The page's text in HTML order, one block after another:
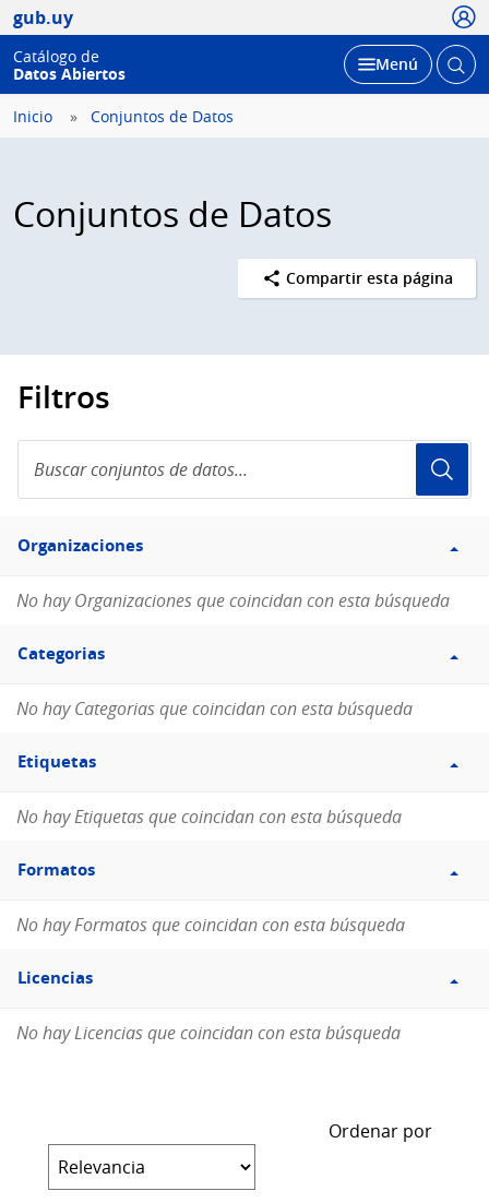
gub.uy
Catálogo de
Datos Abiertos
Desplegar
Menú Abrir
Inicio Conjuntos de Datos
Conjuntos de Datos
Compartir esta página
Filtros
conjuntos
de
Filtro
Organizaciones
Organizaciones
No hay Organizaciones que coincidan con esta búsqueda
Filtro
Categorias
Categorias
No hay Categorias que coincidan con esta búsqueda
Filtro
Etiquetas
Etiquetas
No hay Etiquetas que coincidan con esta búsqueda
Filtro
Formatos
Formatos
No hay Formatos que coincidan con esta búsqueda
Filtro
Licencias
Licencias
No hay Licencias que coincidan con esta búsqueda
Ordenar por